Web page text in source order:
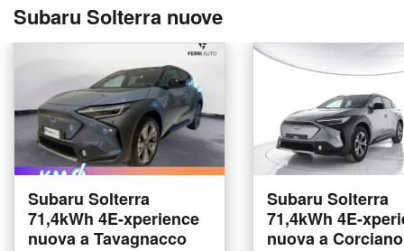
Subaru Solterra nuove
Subaru Solterra
71,4kWh 4E-xperience
nuova a Tavagnacco
Subaru Solterra
71,4kWh 4E-
nuova a Corciano